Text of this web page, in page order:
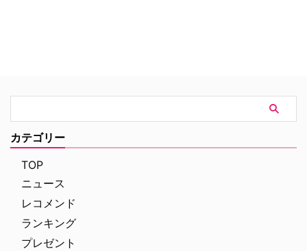
カテゴリー
TOP
ニュース
レコメンド
ランキング
プレゼント